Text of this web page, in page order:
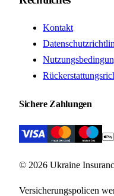
Kontakt
Sichere Zahlungen
© 2026 Ukraine
Versicherungspolicen